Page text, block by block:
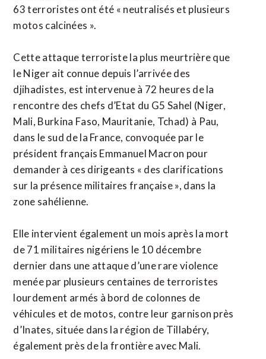
63 terroristes ont été « neutralisés et plusieurs
motos calcinées ».
Cette attaque terroriste la plus meurtrière que
le Niger ait connue depuis l’arrivée des
djihadistes, est intervenue à 72 heures de la
rencontre des chefs d’Etat du G5 Sahel (Niger,
Mali, Burkina Faso, Mauritanie, Tchad) à Pau,
dans le sud de la France, convoquée par le
président français Emmanuel Macron pour
demander à ces dirigeants « des clarifications
sur la présence militaires française », dans la
zone sahélienne.
Elle intervient également un mois après la mort
de 71 militaires nigériens le 10 décembre
dernier dans une attaque d’une rare violence
menée par plusieurs centaines de terroristes
lourdement armés à bord de colonnes de
véhicules et de motos, contre leur garnison près
d’Inates, située dans la région de Tillabéry,
également près de la frontière avec Mali.